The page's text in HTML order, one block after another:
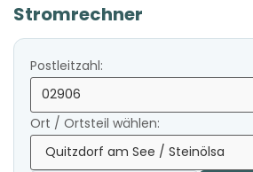
Stromrechner
Postleitzahl:
Ort / Ortsteil wählen: